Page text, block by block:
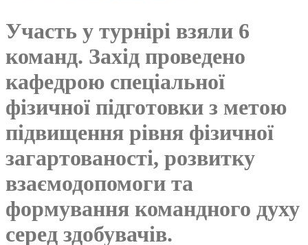
Участь у турнірі взяли 6
команд. Захід проведено
кафедрою спеціальної
фізичної підготовки з метою
підвищення рівня фізичної
загартованості, розвитку
взаємодопомоги та
формування командного духу
серед здобувачів.